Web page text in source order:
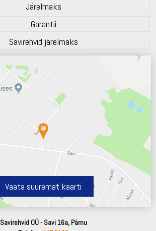
Järelmaks
Garantii
Savirehvid järelmaks
Vaata suuremat kaarti
Savirehvid OÜ - Savi 16a, Pärnu